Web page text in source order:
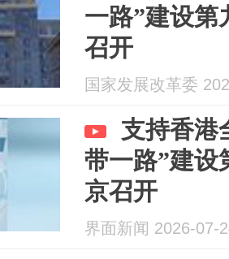
一路”建设第
召开
国家发展改革委
支持香港
带一路”建设
京召开
界面新闻 2026-07-